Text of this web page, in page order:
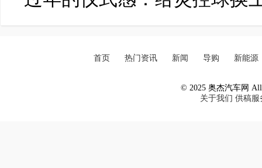
首页 热门资讯 新闻 导购 新能源
© 2025 奥杰汽车网 All
关于我们 供稿服